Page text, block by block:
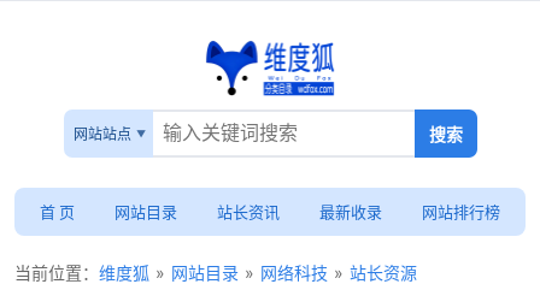
网站站点
首 页 网站目录 站长资讯 最新收录 网站排行榜
当前位置： 维度狐 » 网站目录 » 网络科技 » 站长资源